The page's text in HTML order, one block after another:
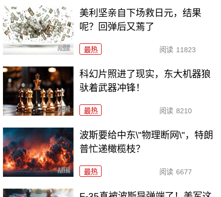
美利坚亲自下场救日元，结果
呢？回弹后又蔫了
最热 阅读 11823
科幻片照进了现实，东大机器狼
驮着武器冲锋！
最热 阅读 8210
波斯要给中东\"物理断网\"，特朗
普忙递橄榄枝？
最热 阅读 6677